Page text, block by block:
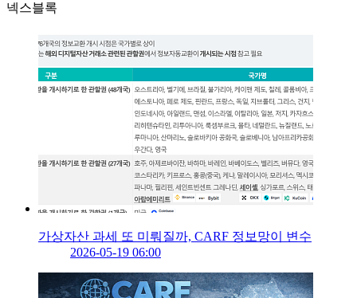
넥스블록
가상자산 과세 또 미뤄질까, CARF 정보망이 변수
2026-05-19 06:00